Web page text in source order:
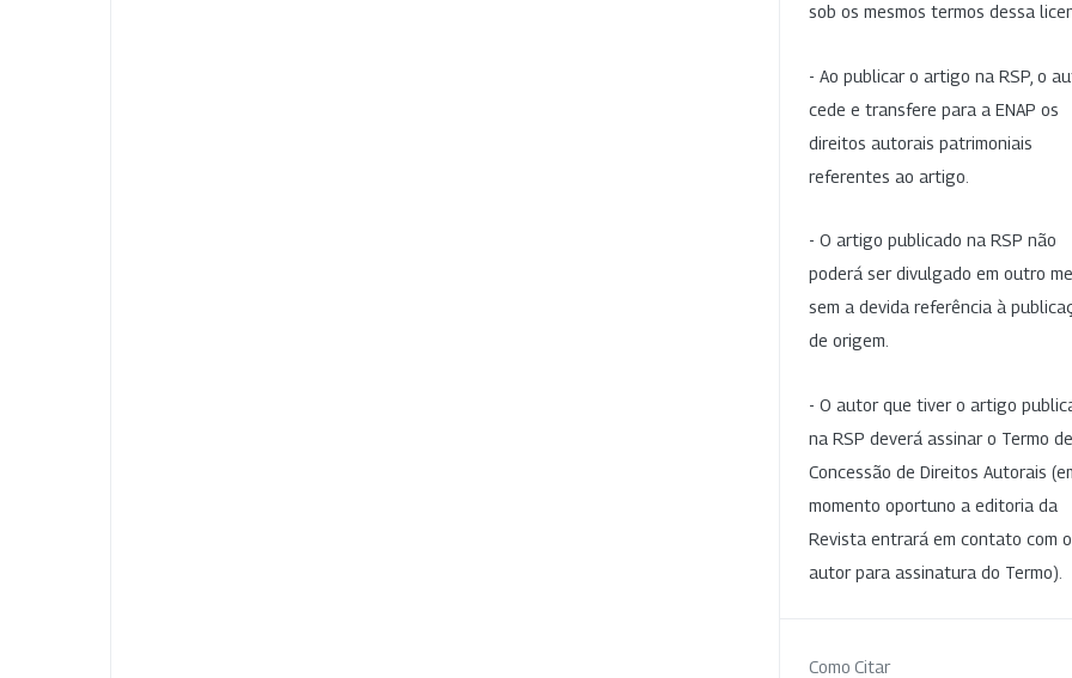
sob os mesmos termos dessa
- Ao publicar o artigo na RSP, o
cede e transfere para a ENAP os
direitos autorais patrimoniais
referentes ao artigo.
- O artigo publicado na RSP não
poderá ser divulgado em outro
sem a devida referência à
de origem.
- O autor que tiver o artigo
na RSP deverá assinar o Termo de
Concessão de Direitos Autorais
momento oportuno a editoria da
Revista entrará em contato com o
autor para assinatura do Termo).
Como Citar